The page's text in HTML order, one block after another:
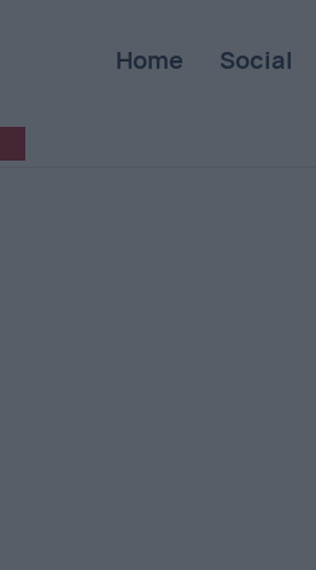
Home Social